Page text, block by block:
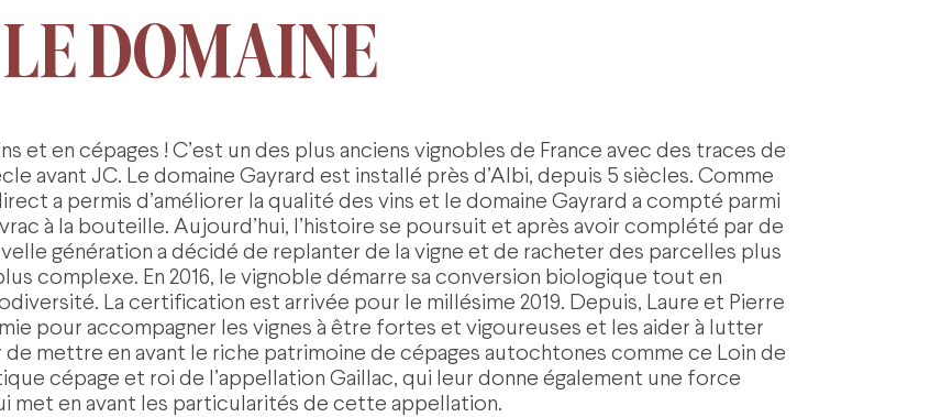
LE DOMAINE
et en cépages ! C’est un des plus anciens vignobles de France avec des traces de
avant JC. Le domaine Gayrard est installé près d’Albi, depuis 5 siècles. Comme
a permis d’améliorer la qualité des vins et le domaine Gayrard a compté parmi
à la bouteille. Aujourd’hui, l’histoire se poursuit et après avoir complété par de
génération a décidé de replanter de la vigne et de racheter des parcelles plus
complexe. En 2016, le vignoble démarre sa conversion biologique tout en
La certification est arrivée pour le millésime 2019. Depuis, Laure et Pierre
pour accompagner les vignes à être fortes et vigoureuses et les aider à lutter
mettre en avant le riche patrimoine de cépages autochtones comme ce Loin de
cépage et roi de l’appellation Gaillac, qui leur donne également une force
met en avant les particularités de cette appellation.